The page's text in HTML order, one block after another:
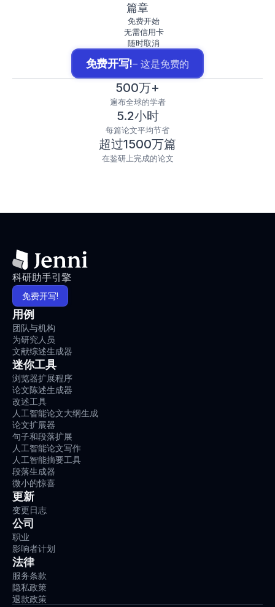
篇章
免费开始
无需信用卡
随时取消
免费开写!– 这是免费的
500万+
遍布全球的学者
5.2小时
每篇论文平均节省
超过1500万篇
在鉴研上完成的论文
科研助手引擎
免费开写!
用例
团队与机构
为研究人员
文献综述生成器
迷你工具
浏览器扩展程序
论文陈述生成器
改述工具
人工智能论文大纲生成
论文扩展器
句子和段落扩展
人工智能论文写作
人工智能摘要工具
段落生成器
微小的惊喜
更新
变更日志
公司
职业
影响者计划
法律
服务条款
隐私政策
退款政策